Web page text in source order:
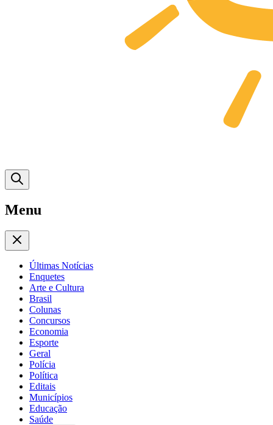
Menu
Últimas Notícias
Enquetes
Arte e Cultura
Brasil
Colunas
Concursos
Economia
Esporte
Geral
Polícia
Política
Editais
Municípios
Educação
Saúde